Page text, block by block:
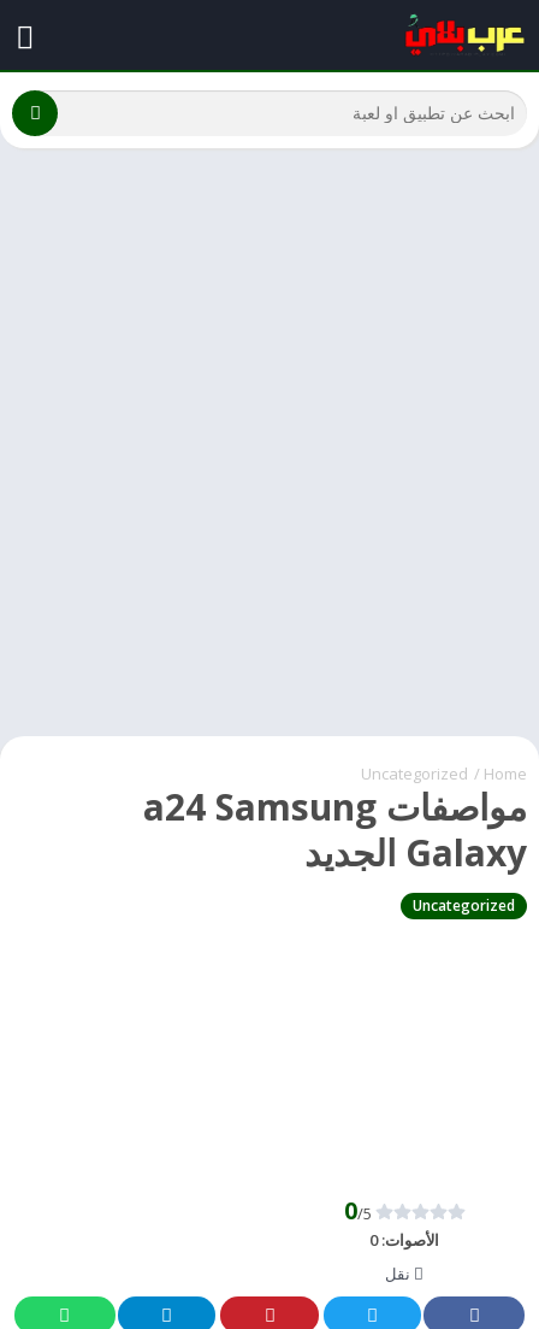
Home
/
Uncategorized
مواصفات a24 Samsung
Galaxy الجديد
Uncategorized
0/5
الأصوات:0
نقل